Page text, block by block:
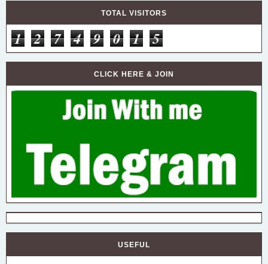
TOTAL VISITORS
1 2 7 4 9 0 1 5
CLICK HERE & JOIN
USEFUL